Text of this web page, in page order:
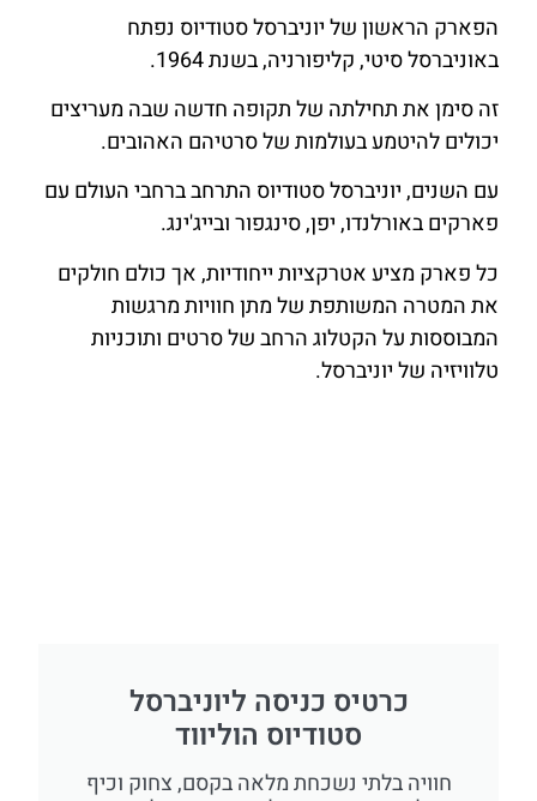
הפארק הראשון של יוניברסל סטודיוס נפתח
באוניברסל סיטי, קליפורניה, בשנת 1964.
זה סימן את תחילתה של תקופה חדשה שבה מעריצים
יכולים להיטמע בעולמות של סרטיהם האהובים.
עם השנים, יוניברסל סטודיוס התרחב ברחבי העולם עם
פארקים באורלנדו, יפן, סינגפור ובייג'ינג.
כל פארק מציע אטרקציות ייחודיות, אך כולם חולקים
את המטרה המשותפת של מתן חוויות מרגשות
המבוססות על הקטלוג הרחב של סרטים ותוכניות
טלוויזיה של יוניברסל.
כרטיס כניסה ליוניברסל
סטודיוס הוליווד
חוויה בלתי נשכחת מלאה בקסם, צחוק וכיף